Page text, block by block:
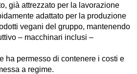
già attrezzato per la lavorazione
adattato per la produzione
vegani del gruppo, mantenendo
– macchinari inclusi –
ha permesso di contenere i costi e
a regime.